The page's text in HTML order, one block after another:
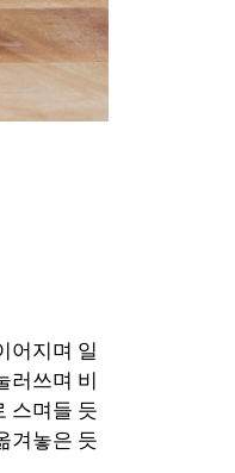
어지며 일
러쓰며 비
스며들 듯
겨놓은 듯